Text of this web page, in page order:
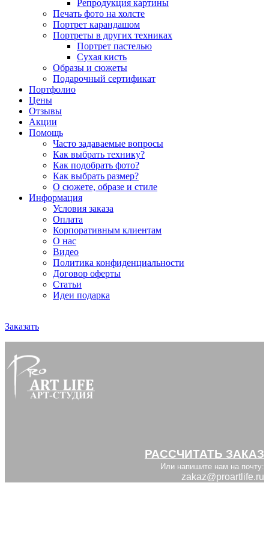
Репродукция картины
Печать фото на холсте
Портрет карандашом
Портреты в других техниках
Портрет пастелью
Сухая кисть
Образы и сюжеты
Подарочный сертификат
Портфолио
Цены
Отзывы
Акции
Помощь
Часто задаваемые вопросы
Как выбрать технику?
Как подобрать фото?
Как выбрать размер?
О сюжете, образе и стиле
Информация
Условия заказа
Оплата
Корпоративным клиентам
О нас
Видео
Политика конфиденциальности
Договор оферты
Статьи
Идеи подарка
Заказать
РАССЧИТАТЬ ЗАКАЗ
Или напишите нам на почту:
zakaz@proartlife.ru